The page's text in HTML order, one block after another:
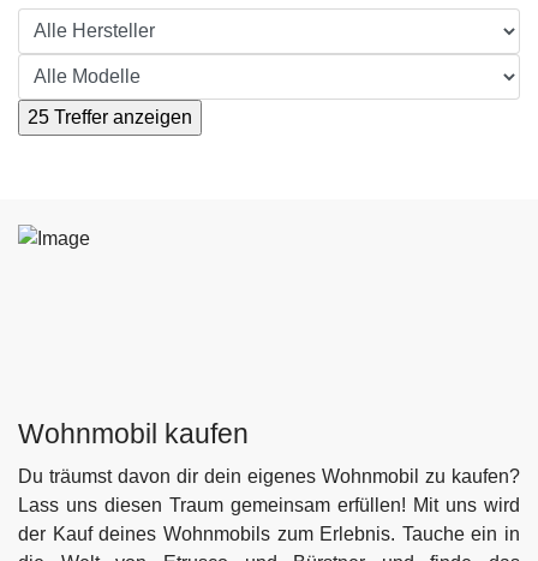
Wohnmobil kaufen
Du träumst davon dir dein eigenes Wohnmobil zu kaufen?
Lass uns diesen Traum gemeinsam erfüllen! Mit uns wird
der Kauf deines Wohnmobils zum Erlebnis. Tauche ein in